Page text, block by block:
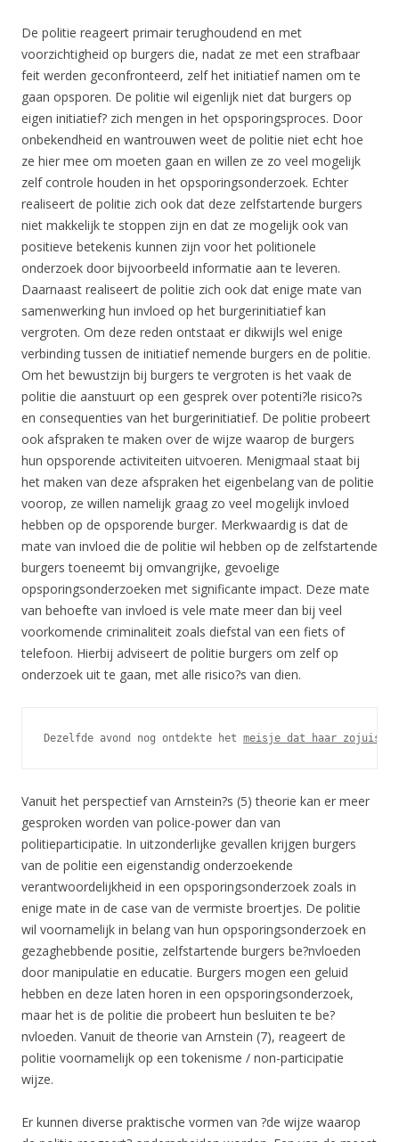
De politie reageert primair terughoudend en met
voorzichtigheid op burgers die, nadat ze met een strafbaar
feit werden geconfronteerd, zelf het initiatief namen om te
gaan opsporen. De politie wil eigenlijk niet dat burgers op
eigen initiatief? zich mengen in het opsporingsproces. Door
onbekendheid en wantrouwen weet de politie niet echt hoe
ze hier mee om moeten gaan en willen ze zo veel mogelijk
zelf controle houden in het opsporingsonderzoek. Echter
realiseert de politie zich ook dat deze zelfstartende burgers
niet makkelijk te stoppen zijn en dat ze mogelijk ook van
positieve betekenis kunnen zijn voor het politionele
onderzoek door bijvoorbeeld informatie aan te leveren.
Daarnaast realiseert de politie zich ook dat enige mate van
samenwerking hun invloed op het burgerinitiatief kan
vergroten. Om deze reden ontstaat er dikwijls wel enige
verbinding tussen de initiatief nemende burgers en de politie.
Om het bewustzijn bij burgers te vergroten is het vaak de
politie die aanstuurt op een gesprek over potenti?le risico?s
en consequenties van het burgerinitiatief. De politie probeert
ook afspraken te maken over de wijze waarop de burgers
hun opsporende activiteiten uitvoeren. Menigmaal staat bij
het maken van deze afspraken het eigenbelang van de politie
voorop, ze willen namelijk graag zo veel mogelijk invloed
hebben op de opsporende burger. Merkwaardig is dat de
mate van invloed die de politie wil hebben op de zelfstartende
burgers toeneemt bij omvangrijke, gevoelige
opsporingsonderzoeken met significante impact. Deze mate
van behoefte van invloed is vele mate meer dan bij veel
voorkomende criminaliteit zoals diefstal van een fiets of
telefoon. Hierbij adviseert de politie burgers om zelf op
onderzoek uit te gaan, met alle risico?s van dien.
Dezelfde avond nog ontdekte het meisje dat haar zojuist
Vanuit het perspectief van Arnstein?s (5) theorie kan er meer
gesproken worden van police-power dan van
politieparticipatie. In uitzonderlijke gevallen krijgen burgers
van de politie een eigenstandig onderzoekende
verantwoordelijkheid in een opsporingsonderzoek zoals in
enige mate in de case van de vermiste broertjes. De politie
wil voornamelijk in belang van hun opsporingsonderzoek en
gezaghebbende positie, zelfstartende burgers be?nvloeden
door manipulatie en educatie. Burgers mogen een geluid
hebben en deze laten horen in een opsporingsonderzoek,
maar het is de politie die probeert hun besluiten te be?
nvloeden. Vanuit de theorie van Arnstein (7), reageert de
politie voornamelijk op een tokenisme / non-participatie
wijze.
Er kunnen diverse praktische vormen van ?de wijze waarop